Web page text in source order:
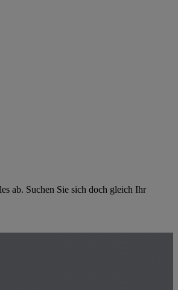
ab. Suchen Sie sich doch gleich Ihr